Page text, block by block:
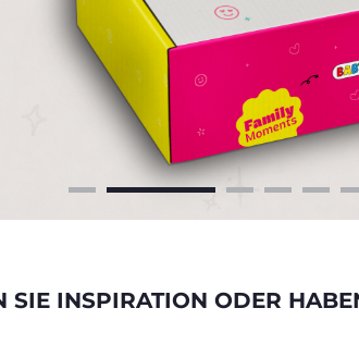
SIE INSPIRATION ODER